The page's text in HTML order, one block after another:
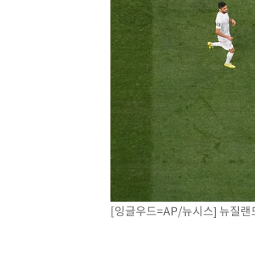
[잉글우드=AP/뉴시스] 뉴질